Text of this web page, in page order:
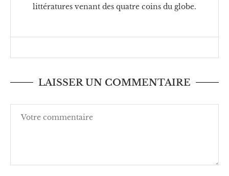
littératures venant des quatre coins du globe.
LAISSER UN COMMENTAIRE